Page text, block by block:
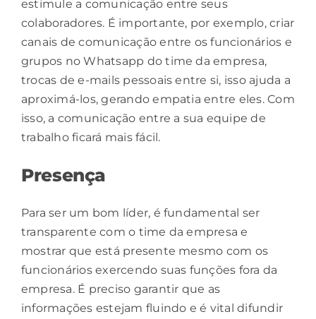
estimule a comunicação entre seus
colaboradores. É importante, por exemplo, criar
canais de comunicação entre os funcionários e
grupos no Whatsapp do time da empresa,
trocas de e-mails pessoais entre si, isso ajuda a
aproximá-los, gerandoempatia entre eles. Com
isso, a comunicação entre a sua equipe de
trabalho ficará mais fácil.
Presença
Para ser um bom líder, é fundamental ser
transparente com o time da empresa e
mostrar que está presente mesmo com os
funcionários exercendo suas funções fora da
empresa. É preciso garantir que as
informações estejam fluindo e é vital difundir